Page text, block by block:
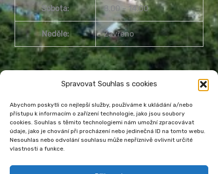
Spravovat Souhlas s cookies
Abychom poskytli co nejlepší služby, používáme k ukládání a/nebo
přístupu k informacím o zařízení technologie, jako jsou soubory
cookies. Souhlas s těmito technologiemi nám umožní zpracovávat
údaje, jako je chování při procházení nebo jedinečná ID na tomto webu.
Nesouhlas nebo odvolání souhlasu může nepříznivě ovlivnit určité
vlastnosti a funkce.
Sobota: 8.00 – 14.00
Neděle: Zavřeno
Městská knihovna Havířov
Prohlášení o přístupnosti webu
Zásady cookies